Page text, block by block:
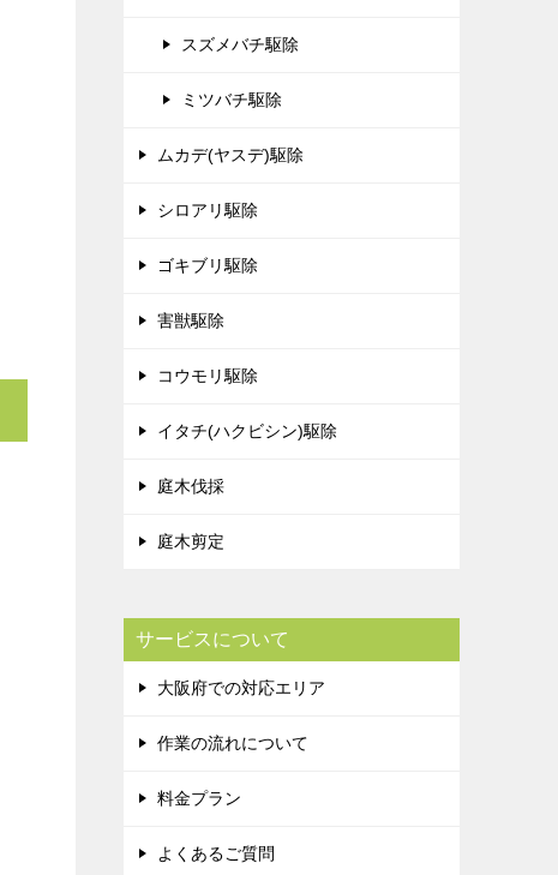
スズメバチ駆除
ミツバチ駆除
ムカデ(ヤスデ)駆除
シロアリ駆除
ゴキブリ駆除
害獣駆除
コウモリ駆除
イタチ(ハクビシン)駆除
庭木伐採
庭木剪定
サービスについて
大阪府での対応エリア
作業の流れについて
料金プラン
よくあるご質問